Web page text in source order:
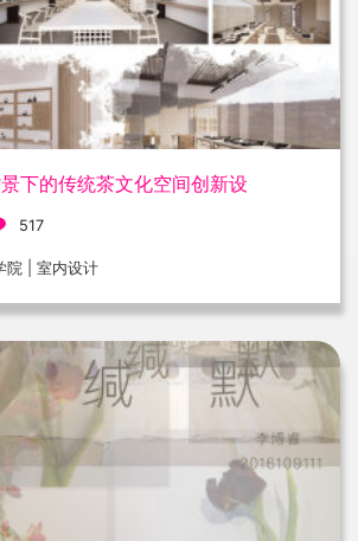
下的传统茶文化空间创新设
517
院 | 室内设计